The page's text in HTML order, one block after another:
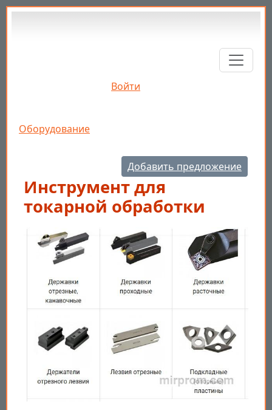
Перейти к основному содержанию
Войти
Строка навигации
Оборудование
Добавить предложение
Инструмент для
токарной обработки